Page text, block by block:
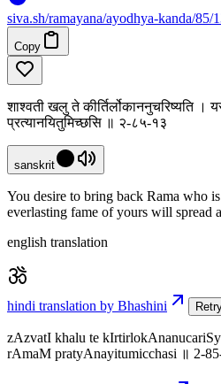
siva.sh/ramayana/ayodhya-kanda/85/
Copy
शाश्वती खलु ते कीर्तिर्लोकाननुचरिष्यति ।
प्रत्यानयितुमिच्छसि ॥ २-८५-१३
sanskrit
You desire to bring back Rama who
everlasting fame of yours will
english translation
hindi translation by Bhashini
zAzvatI khalu te
rAmaM pratyAnayitumicchasi ॥ 2-